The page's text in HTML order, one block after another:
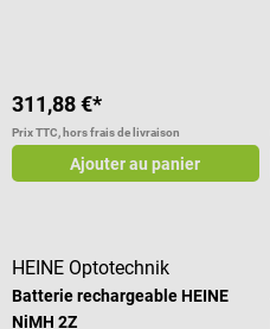
311,88 €*
Prix TTC, hors frais de livraison
Ajouter au panier
HEINE Optotechnik
Batterie rechargeable HEINE
NiMH 2Z